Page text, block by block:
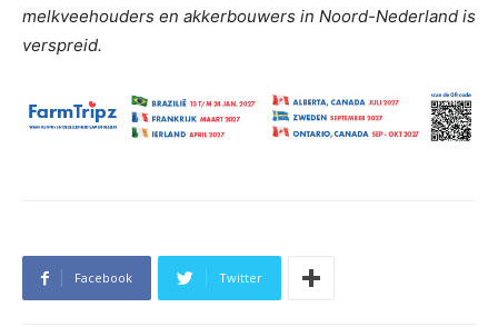
melkveehouders en akkerbouwers in Noord-Nederland is
verspreid.
Facebook Twitter